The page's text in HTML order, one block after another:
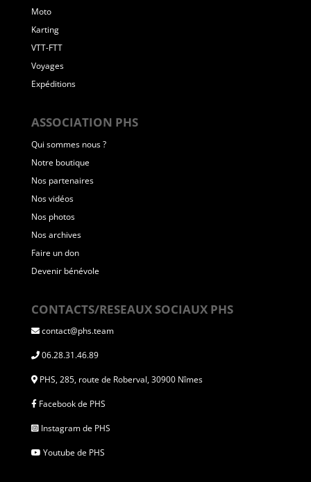
Moto
Karting
VTT-FTT
Voyages
Expéditions
ASSOCIATION PHS
Qui sommes nous ?
Notre boutique
Nos partenaires
Nos vidéos
Nos photos
Nos archives
Faire un don
Devenir bénévole
CONTACTS/RESEAUX SOCIAUX PHS
contact@phs.team
06.28.31.46.89
PHS, 285, route de Roberval, 30900 Nîmes
Facebook de PHS
Instagram de PHS
Youtube de PHS